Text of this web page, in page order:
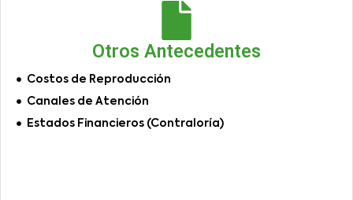
Otros Antecedentes
Costos de Reproducción
Canales de Atención
Estados Financieros (Contraloría)